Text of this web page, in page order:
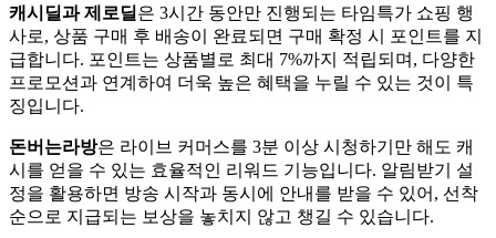
캐시딜과 제로딜 은 3시간 동안만 진행되는 타임특가 쇼핑 행
사로, 상품 구매 후 배송이 완료되면 구매 확정 시 포인트를 지
급합니다. 포인트는 상품별로 최대 7%까지 적립되며, 다양한
프로모션과 연계하여 더욱 높은 혜택을 누릴 수 있는 것이 특
징입니다.
돈버는라방은 라이브 커머스를 3분 이상 시청하기만 해도 캐
시를 얻을 수 있는 효율적인 리워드 기능입니다. 알림받기 설
정을 활용하면 방송 시작과 동시에 안내를 받을 수 있어, 선착
순으로 지급되는 보상을 놓치지 않고 챙길 수 있습니다.